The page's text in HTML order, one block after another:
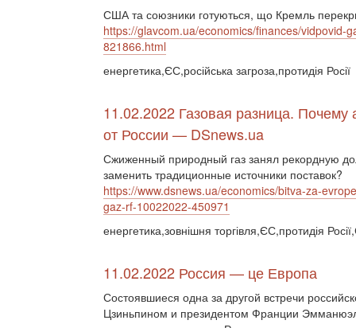
США та союзники готуються, що Кремль
https://glavcom.ua/economics/finances/
821866.html
енергетика,ЄС,російська загроза,протидія Росії
11.02.2022 Газовая разница.
от России — DSnews.ua
Сжиженный природный газ занял рекордную
заменить традиционные источники поставок?
https://www.dsnews.ua/economics/bitva-za-
gaz-rf-10022022-450971
енергетика,зовнішня торгівля,ЄС,протидія
11.02.2022 Россия — це Европа
Состоявшиеся одна за другой встречи
Цзиньпином и президентом Франции